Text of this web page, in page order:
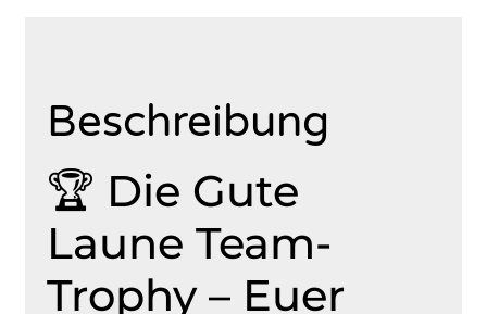
Beschreibung
🏆 Die Gute
Laune Team-
Trophy – Euer